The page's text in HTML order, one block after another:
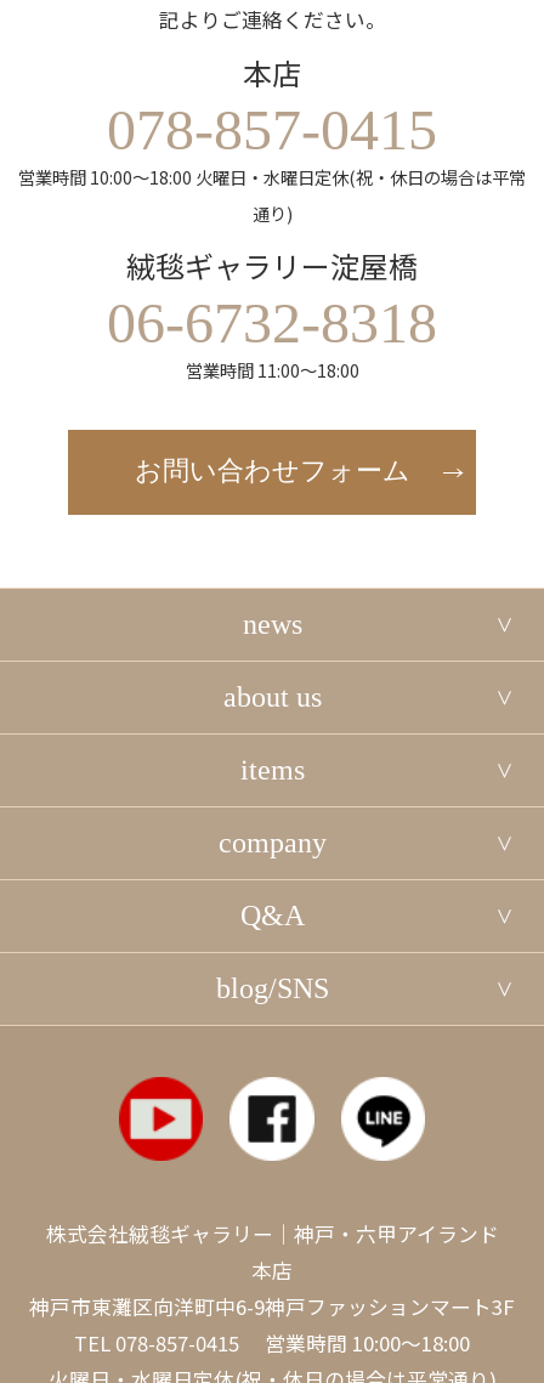
記よりご連絡ください。
本店
078-857-0415
営業時間 10:00～18:00 火曜日・水曜日定休(祝・休日の場合は平常
通り)
絨毯ギャラリー淀屋橋
06-6732-8318
営業時間 11:00～18:00
お問い合わせフォーム
news
about us
items
company
Q&A
blog/SNS
株式会社絨毯ギャラリー｜神戸・六甲アイランド
本店
神戸市東灘区向洋町中6-9神戸ファッションマート3F
TEL 078-857-0415 営業時間 10:00～18:00